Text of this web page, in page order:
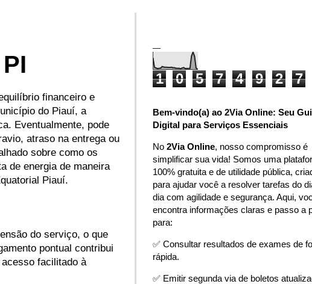
financeiro e
do Piauí, a
Eventualmente, pode
atraso na entrega ou
sobre como os
de energia de maneira
Piauí.
do serviço, o que
pontual contribui
facilitado à
1 0 5 7 4 9 2 7
Bem-vindo(a) ao 2Via Online: Seu
Digital para Serviços Essenciais
No 2Via Online, nosso compromisso é
simplificar sua vida! Somos uma
100% gratuita e de utilidade pública,
para ajudar você a resolver tarefas do
dia com agilidade e segurança. Aqui,
encontra informações claras e passo a
para:
✅ Consultar resultados de exames de
rápida.
✅ Emitir segunda via de boletos